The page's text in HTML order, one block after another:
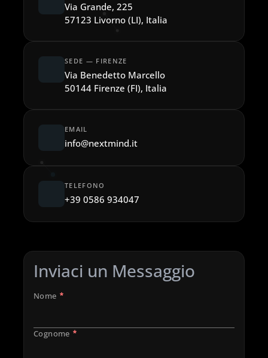
Via Grande, 225
57123 Livorno (LI), Italia
SEDE — FIRENZE
Via Benedetto Marcello
50144 Firenze (FI), Italia
EMAIL
info@nextmind.it
TELEFONO
+39 0586 934047
Inviaci un Messaggio
Nome
Cognome